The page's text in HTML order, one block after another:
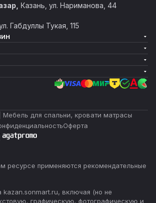
Казань, ул. Нариманова, 44
Габдуллы Тукая, 115
Мебель для спальни, кровати матрасы
Оферта
ресурсе применяются рекомендательные
kazan.sonmart.ru, включая (но не
графическую, фотографическую и